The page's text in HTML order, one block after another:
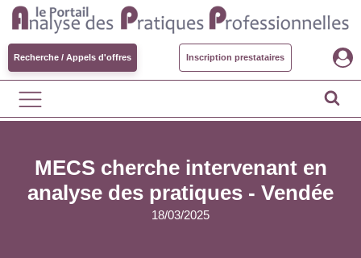
Recherche / Appels d'offres Inscription prestataires
MECS cherche intervenant en
analyse des pratiques - Vendée
18/03/2025